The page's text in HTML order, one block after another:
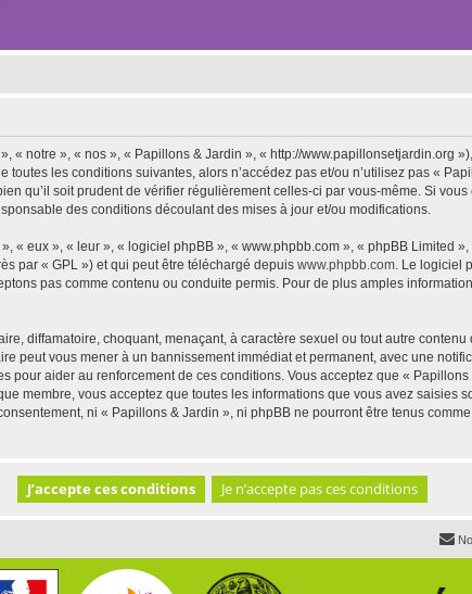
« notre », « nos », « Papillons & Jardin », « http://www.papillonsetjardin.org
toutes les conditions suivantes, alors n’accédez pas et/ou n’utilisez pas «
qu’il soit prudent de vérifier régulièrement celles-ci par vous-même. Si
des conditions découlant des mises à jour et/ou modifications.
« eux », « leur », « logiciel phpBB », « www.phpbb.com », « phpBB Limited
par « GPL ») et qui peut être téléchargé depuis www.phpbb.com. Le logiciel
pas comme contenu ou conduite permis. Pour de plus amples
diffamatoire, choquant, menaçant, à caractère sexuel ou tout autre
peut vous mener à un bannissement immédiat et permanent, avec une
pour aider au renforcement de ces conditions. Vous acceptez que «
membre, vous acceptez que toutes les informations que vous avez saisies
ni « Papillons & Jardin », ni phpBB ne pourront être tenus